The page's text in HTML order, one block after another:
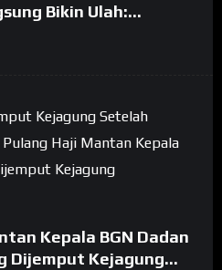
Bikin Ulah:
Besar
Kepala BGN Dadan
Dijemput Kejagung